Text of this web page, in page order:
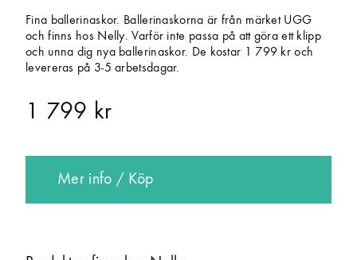
Fina ballerinaskor. Ballerinaskorna är från märket UGG
och finns hos Nelly. Varför inte passa på att göra ett klipp
och unna dig nya ballerinaskor. De kostar 1 799 kr och
levereras på 3-5 arbetsdagar.
1 799 kr
Mer info / Köp